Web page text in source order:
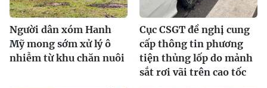
Người dân xóm Hanh
Mỹ mong sớm xử lý ô
nhiễm từ khu chăn nuôi
Cục CSGT đề nghị cung
cấp thông tin phương
tiện thủng lốp do mảnh
sắt rơi vãi trên cao tốc